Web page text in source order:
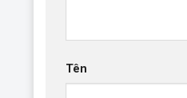
Tên